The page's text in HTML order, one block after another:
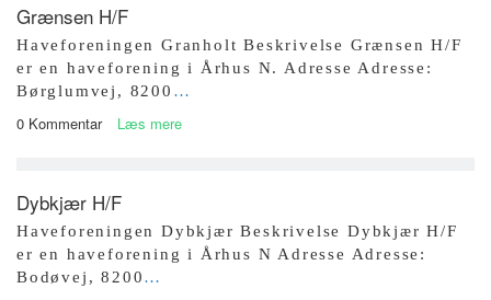
Grænsen H/F
Haveforeningen Granholt Beskrivelse Grænsen H/F
er en haveforening i Århus N. Adresse Adresse:
Børglumvej, 8200 …
0 Kommentar Læs mere
Dybkjær H/F
Haveforeningen Dybkjær Beskrivelse Dybkjær H/F
er en haveforening i Århus N Adresse Adresse:
Bodøvej, 8200…